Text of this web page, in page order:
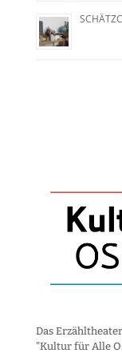
Das
"Kultur für Alle